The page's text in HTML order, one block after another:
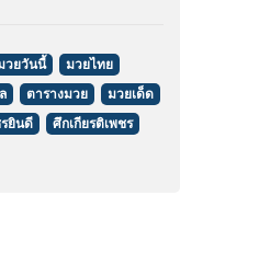
วยวันนี้
มวยไทย
ตารางมวย
มวยเด็ด
ยินดี
ศึกเกียรติเพชร